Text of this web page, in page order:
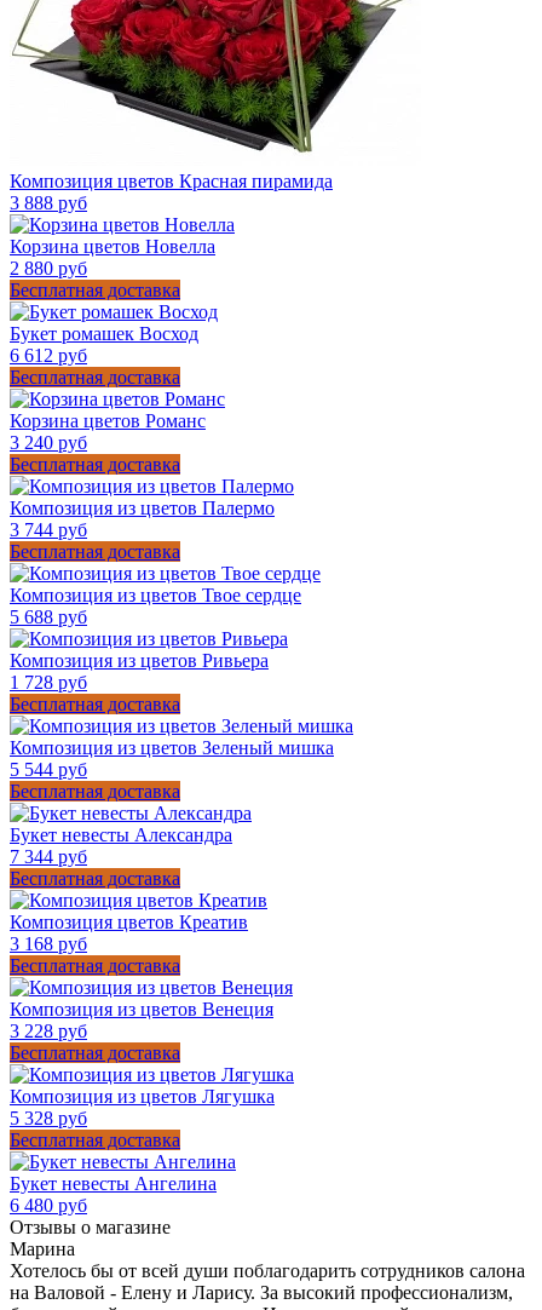
Композиция цветов Красная пирамида
3 888 руб
Корзина цветов Новелла
2 880 руб
Бесплатная доставка
Букет ромашек Восход
6 612 руб
Бесплатная доставка
Корзина цветов Романс
3 240 руб
Бесплатная доставка
Композиция из цветов Палермо
3 744 руб
Бесплатная доставка
Композиция из цветов Твое сердце
5 688 руб
Композиция из цветов Ривьера
1 728 руб
Бесплатная доставка
Композиция из цветов Зеленый мишка
5 544 руб
Бесплатная доставка
Букет невесты Александра
7 344 руб
Бесплатная доставка
Композиция цветов Креатив
3 168 руб
Бесплатная доставка
Композиция из цветов Венеция
3 228 руб
Бесплатная доставка
Композиция из цветов Лягушка
5 328 руб
Бесплатная доставка
Букет невесты Ангелина
6 480 руб
Отзывы о магазине
Марина
Хотелось бы от всей души поблагодарить сотрудников салона
на Валовой - Елену и Ларису. За высокий профессионализм,